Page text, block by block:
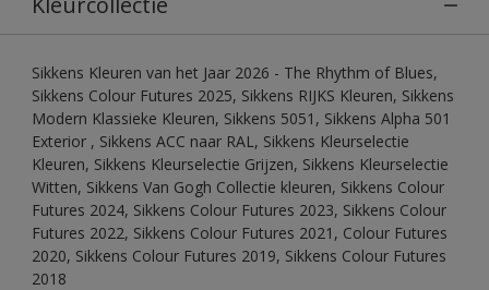
Sikkens Kleuren van het Jaar 2026 - The Rhythm of Blues,
Sikkens Colour Futures 2025, Sikkens RIJKS Kleuren, Sikkens
Modern Klassieke Kleuren, Sikkens 5051, Sikkens Alpha 501
Exterior , Sikkens ACC naar RAL, Sikkens Kleurselectie
Kleuren, Sikkens Kleurselectie Grijzen, Sikkens Kleurselectie
Witten, Sikkens Van Gogh Collectie kleuren, Sikkens Colour
Futures 2024, Sikkens Colour Futures 2023, Sikkens Colour
Futures 2022, Sikkens Colour Futures 2021, Colour Futures
2020, Sikkens Colour Futures 2019, Sikkens Colour Futures
2018